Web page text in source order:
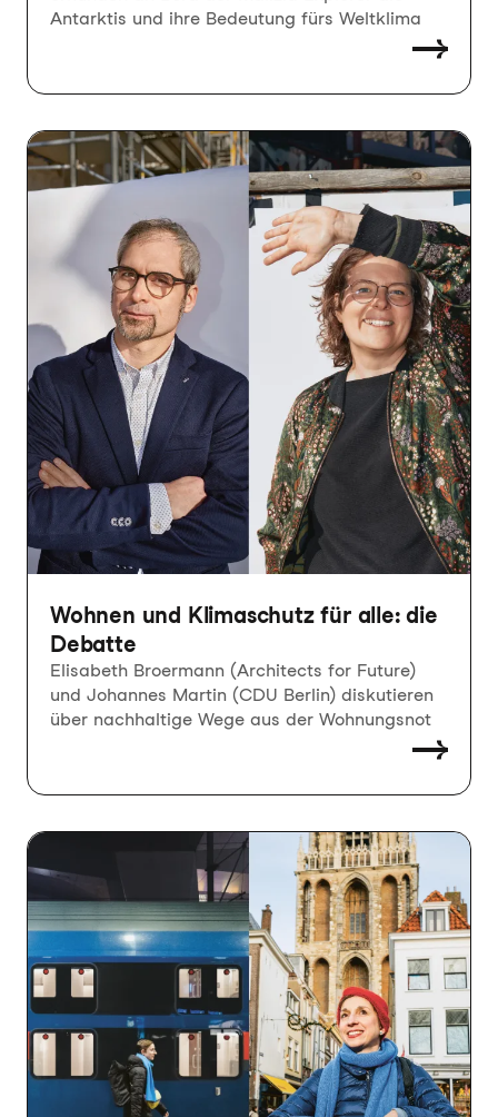
Antarktis und ihre Bedeutung fürs Weltklima
Wohnen und Klimaschutz für alle: die
Debatte
Elisabeth Broermann (Architects for Future)
und Johannes Martin (CDU Berlin) diskutieren
über nachhaltige Wege aus der Wohnungsnot